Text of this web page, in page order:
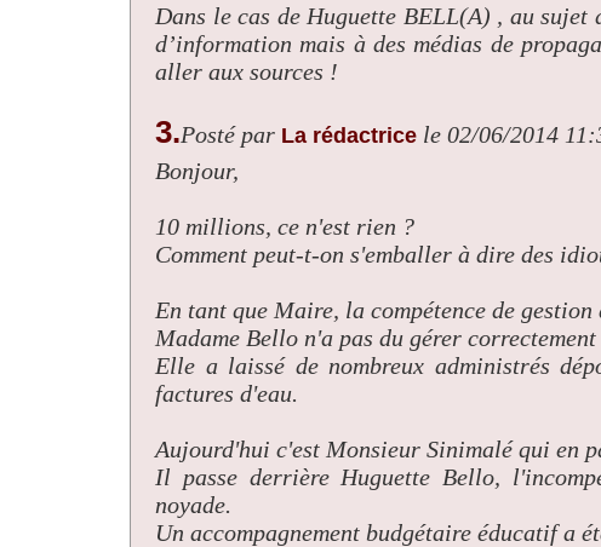
Dans le cas de Huguette BELL(A) , au sujet
d’information mais à des médias de
aller aux sources !
3.Posté par La rédactrice le 02/06/2014
Bonjour,
10 millions, ce n'est rien ?
Comment peut-t-on s'emballer à dire des
En tant que Maire, la compétence de
Madame Bello n'a pas du gérer
Elle a laissé de nombreux administrés
factures d'eau.
Aujourd'hui c'est Monsieur Sinimalé qui en
Il passe derrière Huguette Bello,
noyade.
Un accompagnement budgétaire éducatif a